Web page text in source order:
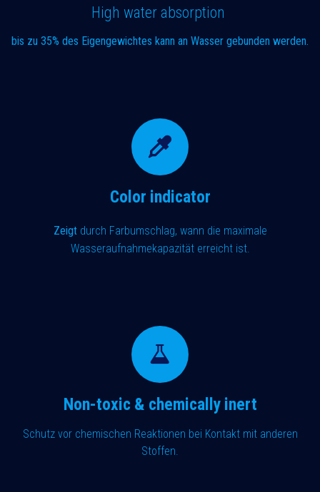
High water absorption
​bis zu 35% des Eigengewichtes kann an Wasser gebunden werden.
Color indicator
Zeigt durch Farbumschlag, wann die maximale
Wasseraufnahmekapazität erreicht ist.
Non-toxic & chemically inert
Schutz vor chemischen Reaktionen bei Kontakt mit anderen
Stoffen.